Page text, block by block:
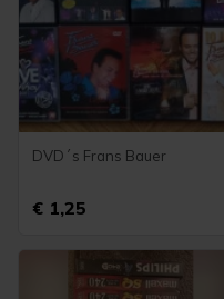
DVD´s Frans Bauer
€ 1,25